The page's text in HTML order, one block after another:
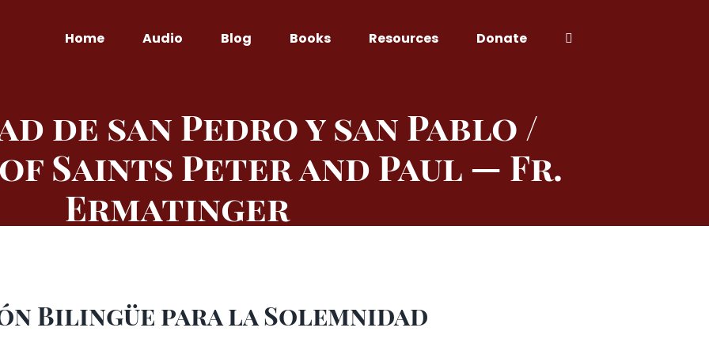
Home Audio Blog Books Resources Donate
de san Pedro y san Pablo /
Saints Peter and Paul — Fr.
Ermatinger
Bilingüe para la Solemnidad